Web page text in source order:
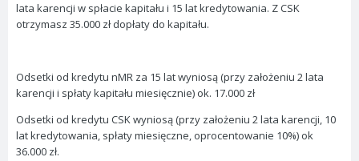
lata karencji w spłacie kapitału i 15 lat kredytowania. Z CSK
otrzymasz 35.000 zł dopłaty do kapitału.
Odsetki od kredytu nMR za 15 lat wyniosą (przy założeniu 2 lata
karencji i spłaty kapitału miesięcznie) ok. 17.000 zł
Odsetki od kredytu CSK wyniosą (przy założeniu 2 lata karencji, 10
lat kredytowania, spłaty miesięczne, oprocentowanie 10%) ok
36.000 zł.